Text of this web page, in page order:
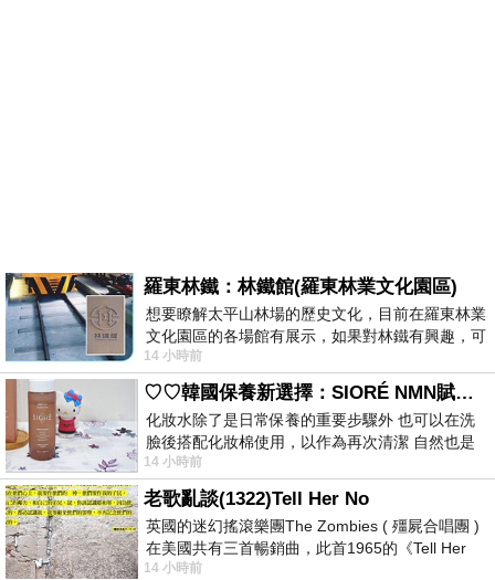
羅東林鐵：林鐵館(羅東林業文化園區)
想要瞭解太平山林場的歷史文化，目前在羅東林業
文化園區的各場館有展示，如果對林鐵有興趣，可
以到林鐵館。 這裡展示從山下
14 小時前
♡♡韓國保養新選擇：SIORÉ NMN賦活泡泡化妝水♡♡
化妝水除了是日常保養的重要步驟外 也可以在洗
臉後搭配化妝棉使用，以作為再次清潔 自然也是
我的保養必備品項 不過，我對於化妝
14 小時前
老歌亂談(1322)Tell Her No
英國的迷幻搖滾樂團The Zombies ( 殭屍合唱團 )
在美國共有三首暢銷曲，此首1965的《Tell Her
No》即為其中之一，在告示牌百大單曲
14 小時前